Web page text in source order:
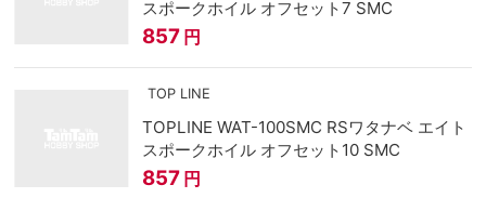
スポークホイル オフセット7 SMC
857 円
TOP LINE
TOPLINE WAT-100SMC RSワタナベ エイト
スポークホイル オフセット10 SMC
857 円